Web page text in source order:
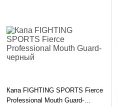
Капа FIGHTING SPORTS Fierce
Professional Mouth Guard-